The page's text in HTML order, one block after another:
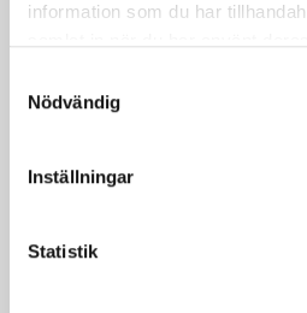
information som du har
Nödvändig
Inställningar
Statistik
Bucklaren greppas med
ofta med ett enhandssvärd,
samt att ge ut slag.
Detaljer:
- Material: 2mm stål